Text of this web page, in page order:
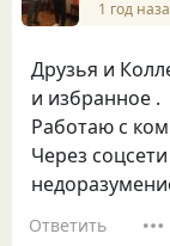
1 год
Друзья и
и избранное .
Работаю с
Через
Ответить